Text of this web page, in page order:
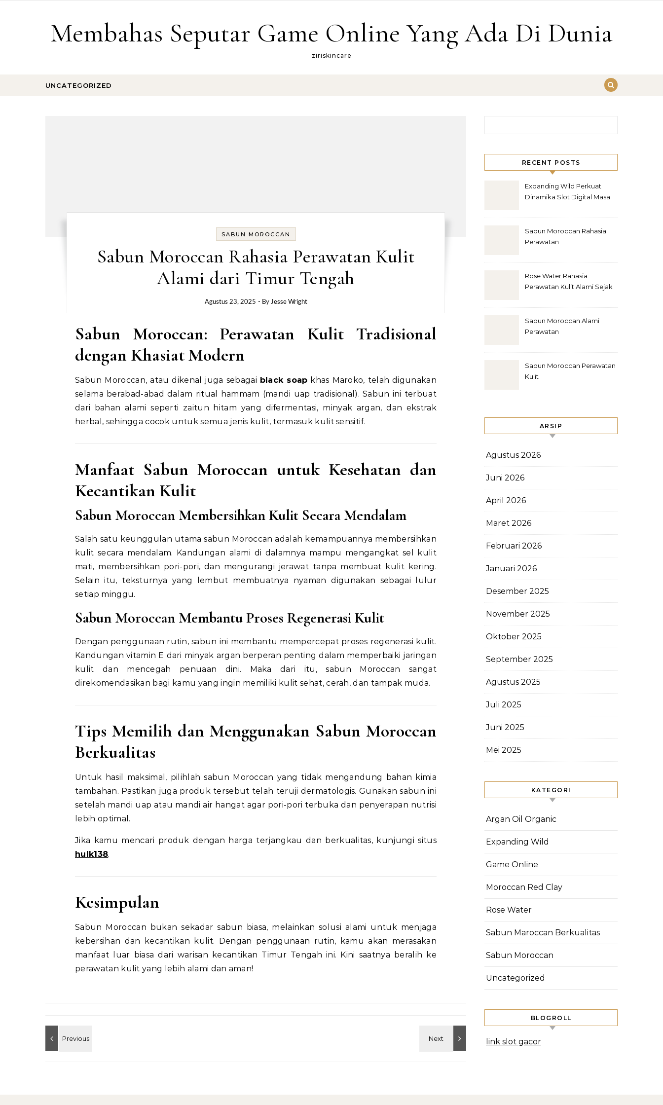
Membahas Seputar Game Online Yang Ada Di Dunia
ziriskincare
UNCATEGORIZED
SABUN MOROCCAN
Sabun Moroccan Rahasia Perawatan Kulit
Alami dari Timur Tengah
Agustus 23, 2025 - By Jesse Wright
Sabun Moroccan: Perawatan Kulit Tradisional
dengan Khasiat Modern
Sabun Moroccan, atau dikenal juga sebagai black soap khas Maroko, telah digunakan
selama berabad-abad dalam ritual hammam (mandi uap tradisional). Sabun ini terbuat
dari bahan alami seperti zaitun hitam yang difermentasi, minyak argan, dan ekstrak
herbal, sehingga cocok untuk semua jenis kulit, termasuk kulit sensitif.
Manfaat Sabun Moroccan untuk Kesehatan dan
Kecantikan Kulit
Sabun Moroccan Membersihkan Kulit Secara Mendalam
Salah satu keunggulan utama sabun Moroccan adalah kemampuannya membersihkan
kulit secara mendalam. Kandungan alami di dalamnya mampu mengangkat sel kulit
mati, membersihkan pori-pori, dan mengurangi jerawat tanpa membuat kulit kering.
Selain itu, teksturnya yang lembut membuatnya nyaman digunakan sebagai lulur
setiap minggu.
Sabun Moroccan Membantu Proses Regenerasi Kulit
Dengan penggunaan rutin, sabun ini membantu mempercepat proses regenerasi kulit.
Kandungan vitamin E dari minyak argan berperan penting dalam memperbaiki jaringan
kulit dan mencegah penuaan dini. Maka dari itu, sabun Moroccan sangat
direkomendasikan bagi kamu yang ingin memiliki kulit sehat, cerah, dan tampak muda.
Tips Memilih dan Menggunakan Sabun Moroccan
Berkualitas
Untuk hasil maksimal, pilihlah sabun Moroccan yang tidak mengandung bahan kimia
tambahan. Pastikan juga produk tersebut telah teruji dermatologis. Gunakan sabun ini
setelah mandi uap atau mandi air hangat agar pori-pori terbuka dan penyerapan nutrisi
lebih optimal.
Jika kamu mencari produk dengan harga terjangkau dan berkualitas, kunjungi situs
hulk138.
Kesimpulan
Sabun Moroccan bukan sekadar sabun biasa, melainkan solusi alami untuk menjaga
kebersihan dan kecantikan kulit. Dengan penggunaan rutin, kamu akan merasakan
manfaat luar biasa dari warisan kecantikan Timur Tengah ini. Kini saatnya beralih ke
perawatan kulit yang lebih alami dan aman!
RECENT POSTS
Expanding Wild Perkuat
Dinamika Slot Digital Masa
Sabun Moroccan Rahasia
Perawatan
Rose Water Rahasia
Perawatan Kulit Alami Sejak
Sabun Moroccan Alami
Perawatan
Sabun Moroccan Perawatan
Kulit
ARSIP
Agustus 2026
Juni 2026
April 2026
Maret 2026
Februari 2026
Januari 2026
Desember 2025
November 2025
Oktober 2025
September 2025
Agustus 2025
Juli 2025
Juni 2025
Mei 2025
KATEGORI
Argan Oil Organic
Expanding Wild
Game Online
Moroccan Red Clay
Rose Water
Sabun Maroccan Berkualitas
Sabun Moroccan
Uncategorized
BLOGROLL
link slot gacor